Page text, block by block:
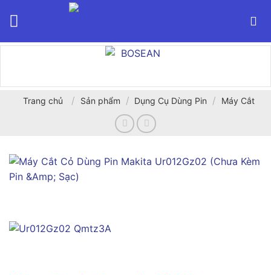
Trang chủ / Sản phẩm / Dụng Cụ Dùng Pin / Máy Cắt